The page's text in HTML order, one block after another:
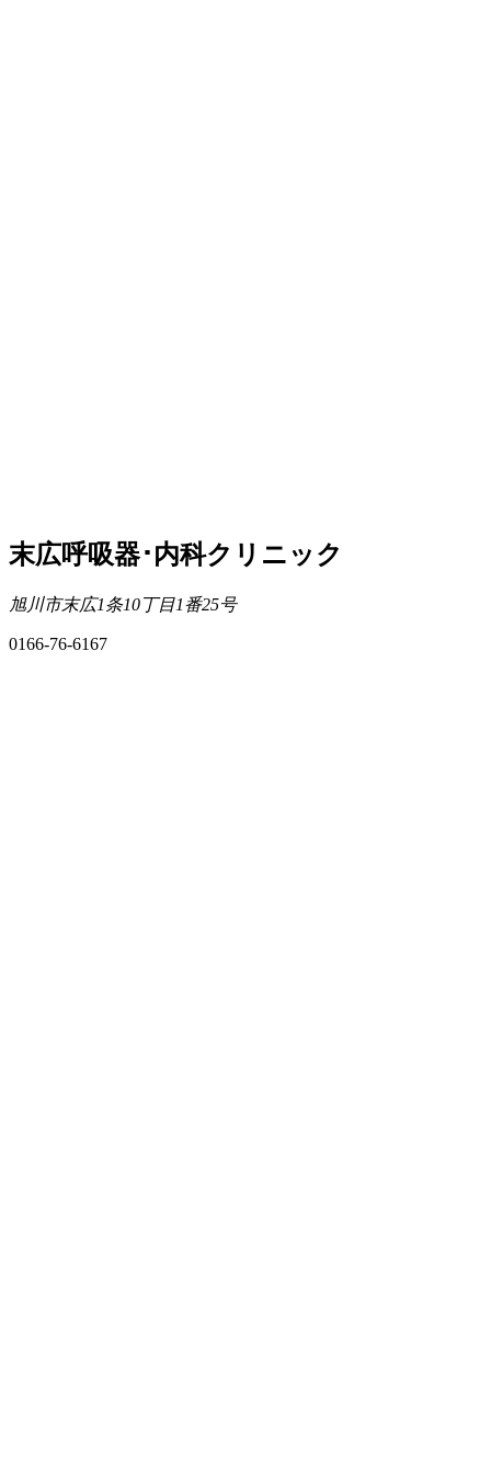
末広呼吸器･内科クリニック
旭川市末広1条10丁目1番25号
0166-76-6167